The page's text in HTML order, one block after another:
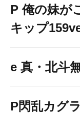
P 俺の妹が
キップ
e 真・北斗
P閃乱カグ